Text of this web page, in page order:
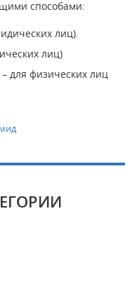
способами:
лиц).
лиц)
для физических лиц